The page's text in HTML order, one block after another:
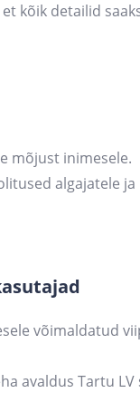
kõik detailid
mõjust inimesele.
algajatele ja
võimaldatud
avaldus Tartu LV